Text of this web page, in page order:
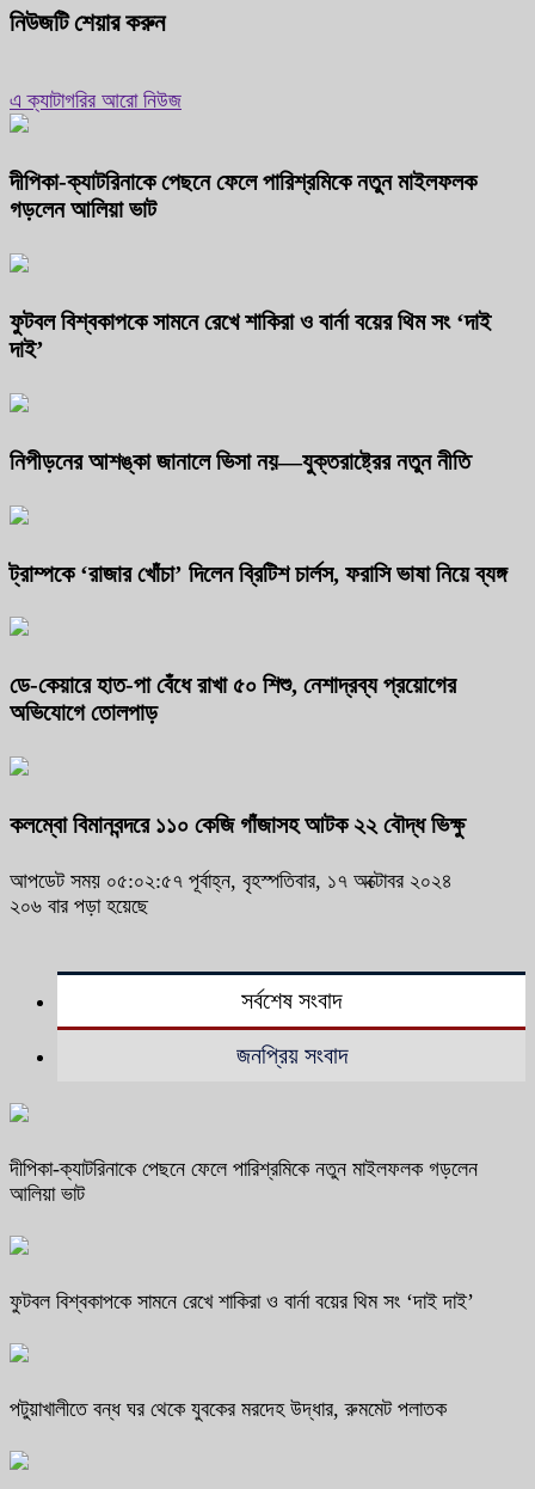
নিউজটি শেয়ার করুন
এ ক্যাটাগরির আরো নিউজ
দীপিকা-ক্যাটরিনাকে পেছনে ফেলে পারিশ্রমিকে নতুন মাইলফলক
গড়লেন আলিয়া ভাট
ফুটবল বিশ্বকাপকে সামনে রেখে শাকিরা ও বার্না বয়ের থিম সং ‘দাই
দাই’
নিপীড়নের আশঙ্কা জানালে ভিসা নয়—যুক্তরাষ্ট্রের নতুন নীতি
ট্রাম্পকে ‘রাজার খোঁচা’ দিলেন ব্রিটিশ চার্লস, ফরাসি ভাষা নিয়ে ব্যঙ্গ
ডে-কেয়ারে হাত-পা বেঁধে রাখা ৫০ শিশু, নেশাদ্রব্য প্রয়োগের
অভিযোগে তোলপাড়
কলম্বো বিমানবন্দরে ১১০ কেজি গাঁজাসহ আটক ২২ বৌদ্ধ ভিক্ষু
আপডেট সময় ০৫:০২:৫৭ পূর্বাহ্ন, বৃহস্পতিবার, ১৭ অক্টোবর ২০২৪
২০৬ বার পড়া হয়েছে
সর্বশেষ সংবাদ
জনপ্রিয় সংবাদ
দীপিকা-ক্যাটরিনাকে পেছনে ফেলে পারিশ্রমিকে নতুন মাইলফলক গড়লেন
আলিয়া ভাট
ফুটবল বিশ্বকাপকে সামনে রেখে শাকিরা ও বার্না বয়ের থিম সং ‘দাই দাই’
পটুয়াখালীতে বন্ধ ঘর থেকে যুবকের মরদেহ উদ্ধার, রুমমেট পলাতক